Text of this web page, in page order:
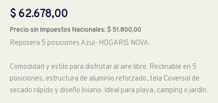
$ 62.678,00
Precio sin Impuestos Nacionales: $ 51.800,00
Reposera 5 posiciones Azul- HOGARIS NOVA.
Comodidad y estilo para disfrutar al aire libre. Reclinable en 5
posiciones, estructura de aluminio reforzado, tela Coversol de
secado rápido y diseño liviano. Ideal para playa, camping o jardín.